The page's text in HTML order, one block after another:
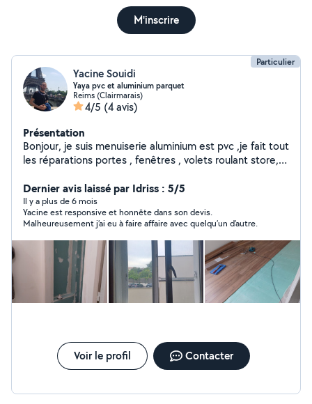
M'inscrire
Particulier
Yacine Souidi
Yaya pvc et aluminium parquet
Reims (Clairmarais)
4/5 (4 avis)
Présentation
Bonjour, je suis menuiserie aluminium est pvc ,je fait tout
les réparations portes , fenêtres , volets roulant store,
Dernier avis laissé par Idriss : 5/5
Il y a plus de 6 mois
Yacine est responsive et honnête dans son devis.
Malheureusement j’ai eu à faire affaire avec quelqu’un d’autre.
Voir le profil Contacter